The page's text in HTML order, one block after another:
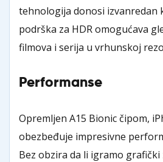
tehnologija donosi izvanredan
podrška za HDR omogućava
filmova i serija u vrhunskoj
Performanse
Opremljen A15 Bionic čipom,
obezbeđuje impresivne
Bez obzira da li igramo